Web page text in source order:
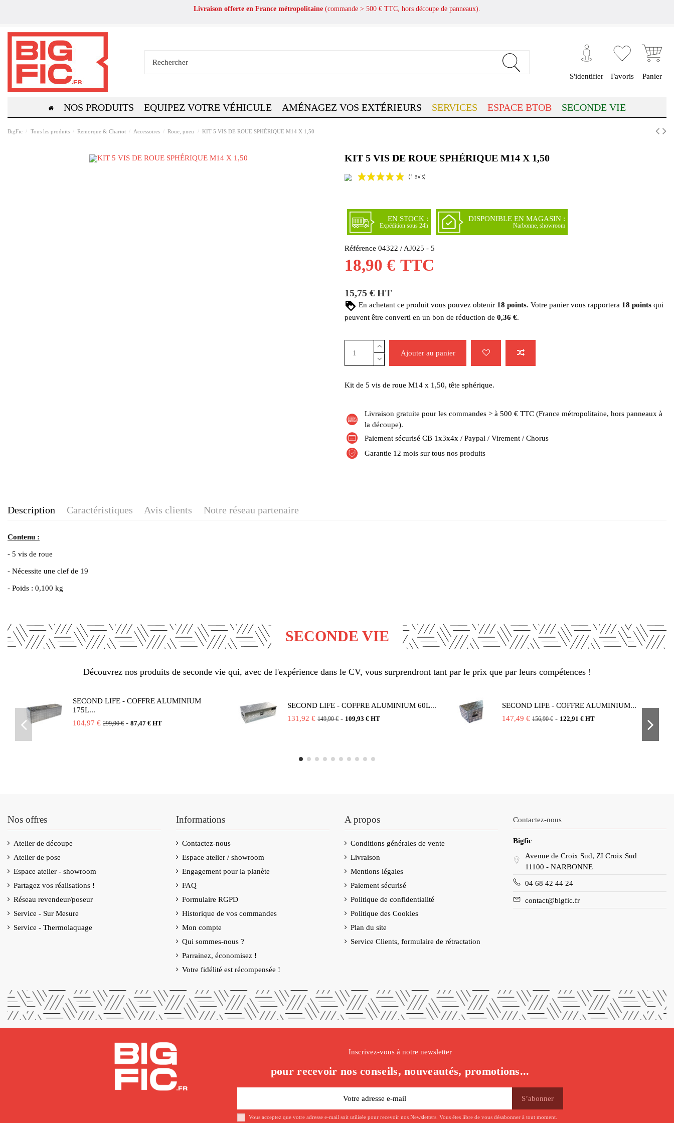
Livraison offerte en France métropolitaine (commande > 500 € TTC, hors découpe de panneaux).
S'identifier Favoris Panier
NOS PRODUITS EQUIPEZ VOTRE VÉHICULE AMÉNAGEZ VOS EXTÉRIEURS SERVICES ESPACE BTOB SECONDE VIE
BigFic Tous les produits Remorque & Chariot Accessoires Roue, pneu KIT 5 VIS DE ROUE SPHÉRIQUE M14 X 1,50
KIT 5 VIS DE ROUE SPHÉRIQUE M14 X 1,50
(1 avis)
EN STOCK :
Expédition sous 24h
DISPONIBLE EN MAGASIN :
Narbonne, showroom
Référence 04322 / AJ025 - 5
18,90 € TTC
15,75 € HT
En achetant ce produit vous pouvez obtenir 18 points. Votre panier vous rapportera 18 points qui
peuvent être converti en un bon de réduction de 0,36 €.
Ajouter au panier
Kit de 5 vis de roue M14 x 1,50, tête sphérique.
Livraison gratuite pour les commandes > à 500 € TTC (France métropolitaine, hors panneaux à
la découpe).
Paiement sécurisé CB 1x3x4x / Paypal / Virement / Chorus
Garantie 12 mois sur tous nos produits
Description Caractéristiques Avis clients Notre réseau partenaire
Contenu :
- 5 vis de roue
- Nécessite une clef de 19
- Poids : 0,100 kg
SECONDE VIE
Découvrez nos produits de seconde vie qui, avec de l'expérience dans le CV, vous surprendront tant par le prix que par leurs compétences !
SECOND LIFE - COFFRE ALUMINIUM
175L...
104,97 € 299,90 € - 87,47 € HT
SECOND LIFE - COFFRE ALUMINIUM 60L...
131,92 € 149,90 € - 109,93 € HT
SECOND LIFE - COFFRE ALUMINIUM...
147,49 € 156,90 € - 122,91 € HT
Nos offres
Atelier de découpe
Atelier de pose
Espace atelier - showroom
Partagez vos réalisations !
Réseau revendeur/poseur
Service - Sur Mesure
Service - Thermolaquage
Informations
Contactez-nous
Espace atelier / showroom
Engagement pour la planète
FAQ
Formulaire RGPD
Historique de vos commandes
Mon compte
Qui sommes-nous ?
Parrainez, économisez !
Votre fidélité est récompensée !
A propos
Conditions générales de vente
Livraison
Mentions légales
Paiement sécurisé
Politique de confidentialité
Politique des Cookies
Plan du site
Service Clients, formulaire de rétractation
Contactez-nous
Bigfic
Avenue de Croix Sud, ZI Croix Sud
11100 - NARBONNE
04 68 42 44 24
contact@bigfic.fr
Inscrivez-vous à notre newsletter
pour recevoir nos conseils, nouveautés, promotions...
Vous acceptez que votre adresse e-mail soit utilisée pour recevoir nos Newsletters. Vous êtes libre de vous désabonner à tout moment.